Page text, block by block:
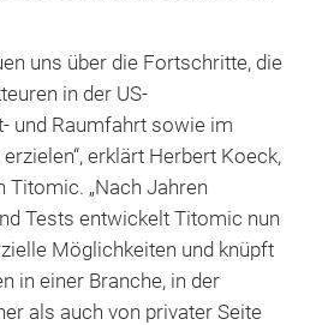
uns über die Fortschritte, die
in der US-
und Raumfahrt sowie im
erklärt Herbert Koeck,
„Nach Jahren
Tests entwickelt Titomic nun
Möglichkeiten und knüpft
in einer Branche, in der
als auch von privater Seite